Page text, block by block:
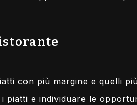
con più margine e quelli
piatti e individuare le